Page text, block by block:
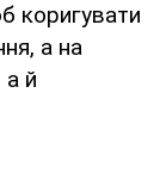
коригувати
а на
а й